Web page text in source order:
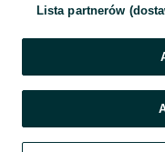
Lista partnerów